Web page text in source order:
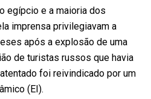
egípcio e a maioria dos
imprensa privilegiavam a
após a explosão de uma
de turistas russos que havia
foi reivindicado por um
(EI).